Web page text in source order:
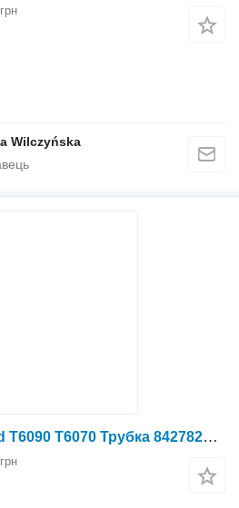
Wilczyńska
Патрубок New Holland Т6090 Т6070 Трубка 84278200 до трактора New Holland T6090 T6070